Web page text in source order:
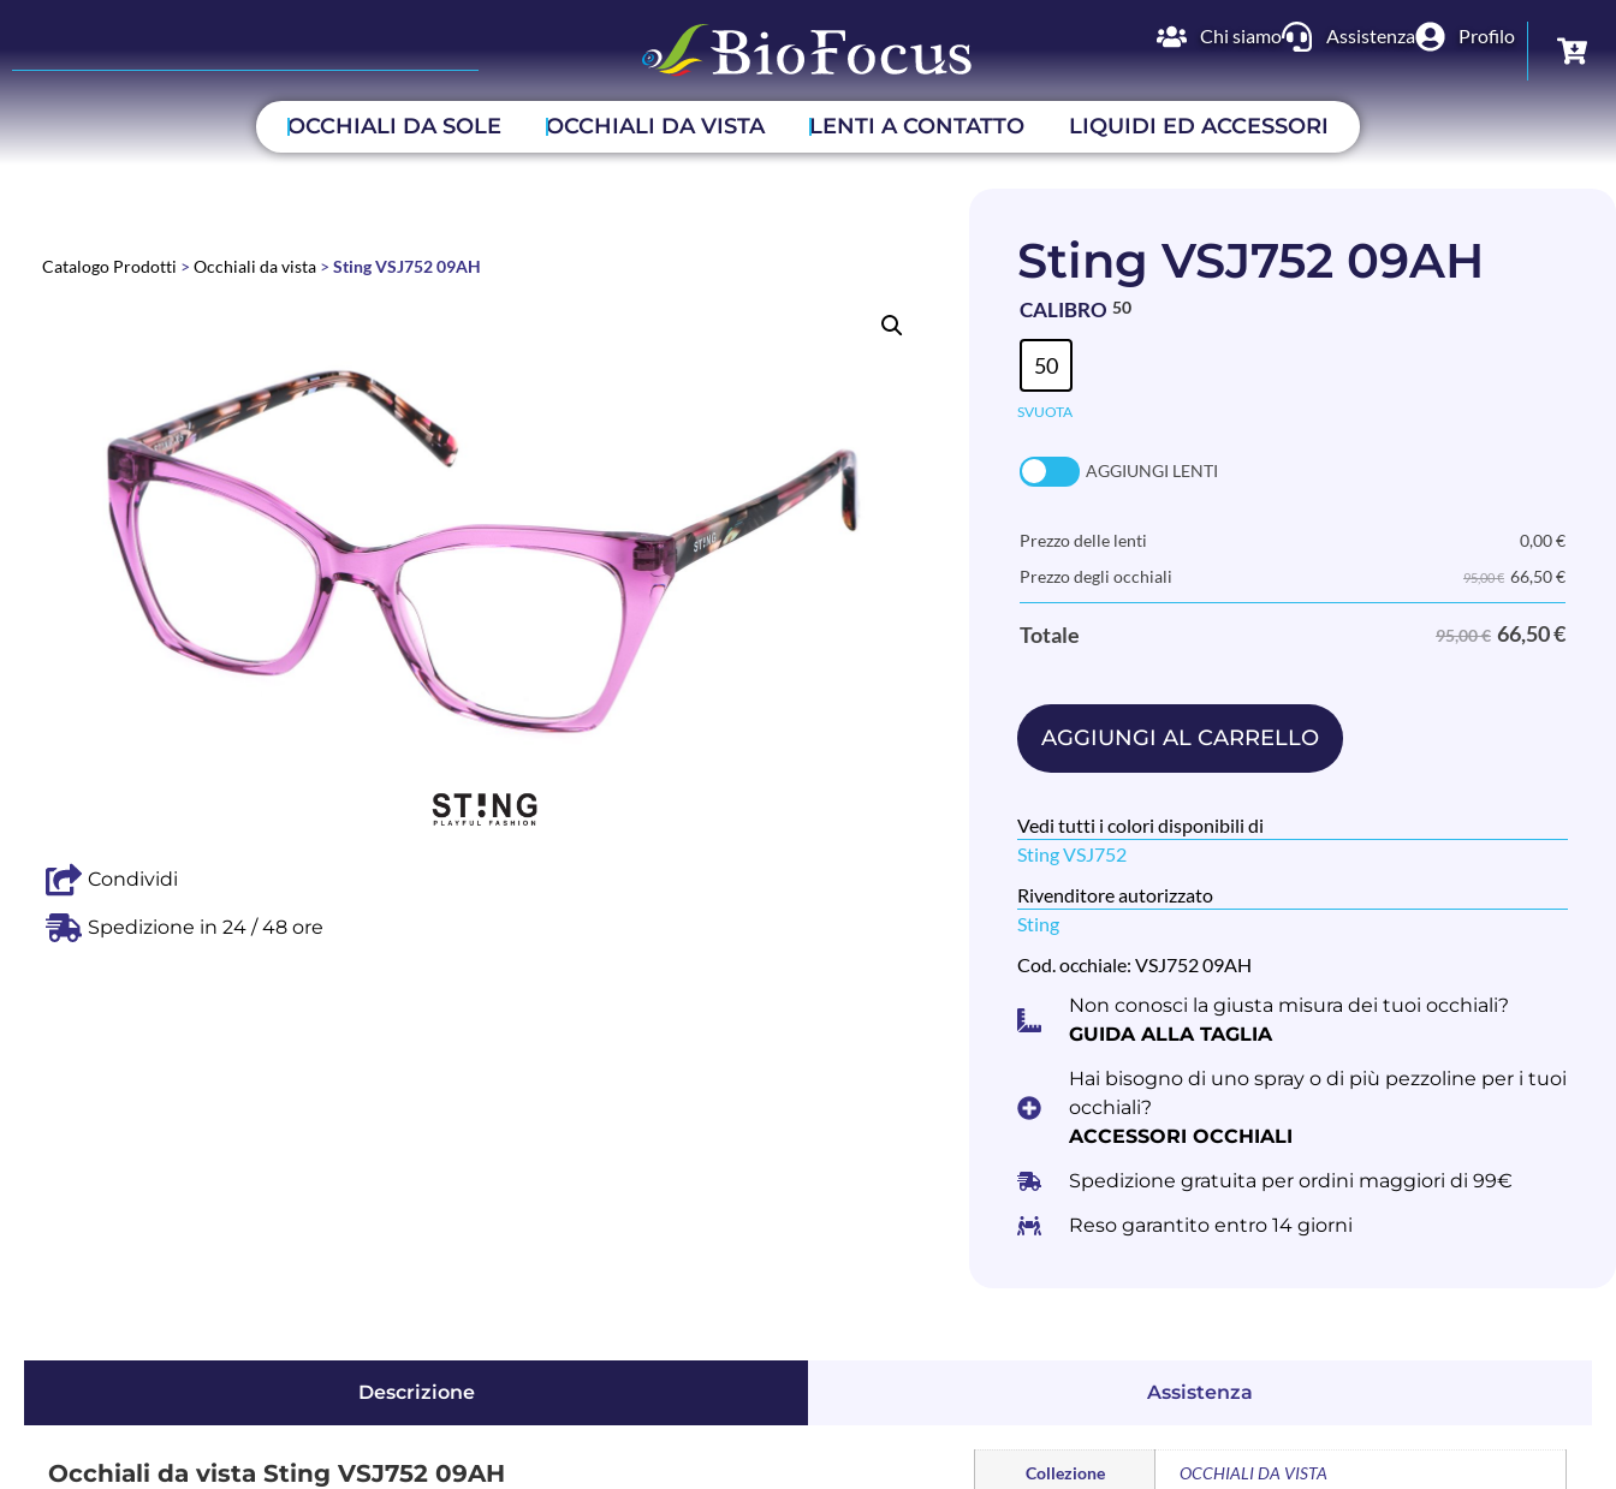
Chi siamo Assistenza Profilo
OCCHIALI DA SOLE OCCHIALI DA VISTA LENTI A CONTATTO LIQUIDI ED ACCESSORI
Catalogo Prodotti > Occhiali da vista > Sting VSJ752 09AH
Condividi
Spedizione in 24 / 48 ore
Sting VSJ752 09AH
CALIBRO 50
50
SVUOTA
AGGIUNGI LENTI
Prezzo delle lenti 0,00€
Prezzo degli occhiali
95,00 € 66,50€
Totale 95,00 € 66,50€
AGGIUNGI AL CARRELLO
Vedi tutti i colori disponibili di
Sting VSJ752
Rivenditore autorizzato
Sting
Cod. occhiale: VSJ752 09AH
Non conosci la giusta misura dei tuoi occhiali?
GUIDA ALLA TAGLIA
Hai bisogno di uno spray o di più pezzoline per i tuoi
occhiali?
ACCESSORI OCCHIALI
Spedizione gratuita per ordini maggiori di 99€
Reso garantito entro 14 giorni
Descrizione Assistenza
Occhiali da vista Sting VSJ752 09AH Collezione OCCHIALI DA VISTA